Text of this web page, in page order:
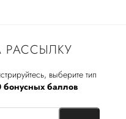
выберите тип
бонусных баллов